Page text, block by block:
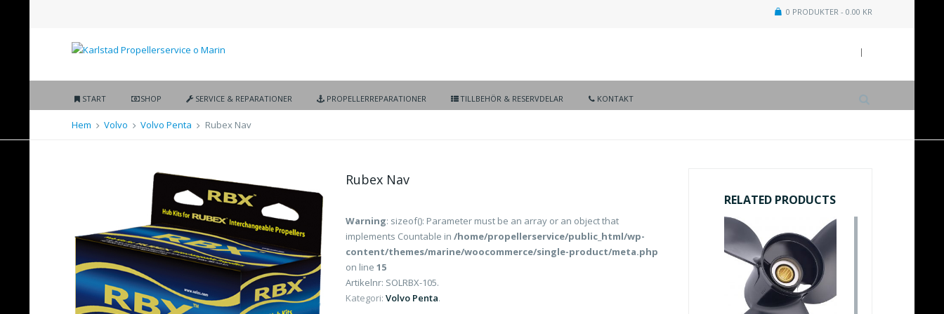
0 PRODUKTER - 0.00 KR
START SHOP SERVICE & REPARATIONER PROPELLERREPARATIONER TILLBEHÖR & RESERVDELAR KONTAKT
Hem Volvo Volvo Penta Rubex Nav
Rubex Nav
Warning: sizeof(): Parameter must be an array or an object that
implements Countable in /home/propellerservice/public_html/wp-
content/themes/marine/woocommerce/single-product/meta.php
on line 15
Artikelnr: SOLRBX-105.
Kategori: Volvo Penta.
RELATED PRODUCTS